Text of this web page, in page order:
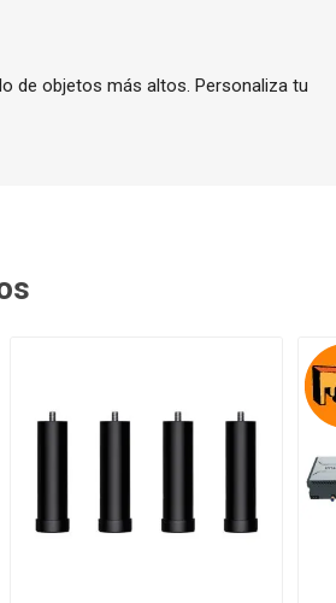
de objetos más altos.Personaliza tu